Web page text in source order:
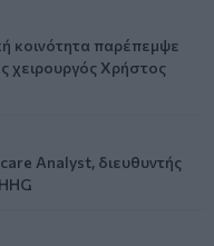
κοινότητα παρέπεμψε
χειρουργός Χρήστος
Analyst, διευθυντής